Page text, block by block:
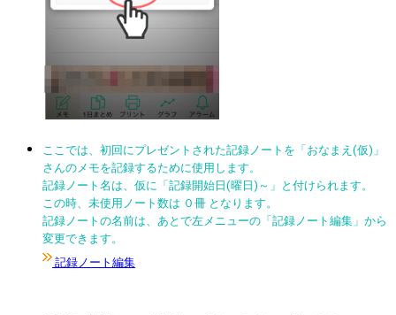
ここでは、初回にプレゼントされた記録ノートを「おなまえ(仮)」
さんのメモを記録するために使用します。
記録ノート名は、仮に「記録開始日(曜日)～」と付けられます。
この時、未使用ノート数は ０冊 となります。
記録ノートの名前は、あとで左メニューの「記録ノート編集」から
変更できます。
記録ノート編集